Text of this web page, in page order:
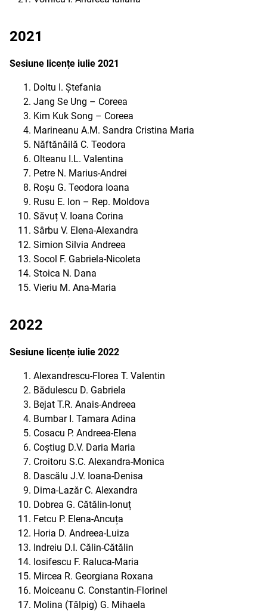
2021
Sesiune licențe iulie 2021
Doltu I. Ștefania
Jang Se Ung – Coreea
Kim Kuk Song – Coreea
Marineanu A.M. Sandra Cristina Maria
Năftănăilă C. Teodora
Olteanu I.L. Valentina
Petre N. Marius-Andrei
Roșu G. Teodora Ioana
Rusu E. Ion – Rep. Moldova
Săvuț V. Ioana Corina
Sârbu V. Elena-Alexandra
Simion Silvia Andreea
Socol F. Gabriela-Nicoleta
Stoica N. Dana
Vieriu M. Ana-Maria
2022
Sesiune licențe iulie 2022
Alexandrescu-Florea T. Valentin
Bădulescu D. Gabriela
Bejat T.R. Anais-Andreea
Bumbar I. Tamara Adina
Cosacu P. Andreea-Elena
Coștiug D.V. Daria Maria
Croitoru S.C. Alexandra-Monica
Dascălu J.V. Ioana-Denisa
Dima-Lazăr C. Alexandra
Dobrea G. Cătălin-Ionuț
Fetcu P. Elena-Ancuța
Horia D. Andreea-Luiza
Indreiu D.I. Călin-Cătălin
Iosifescu F. Raluca-Maria
Mircea R. Georgiana Roxana
Moiceanu C. Constantin-Florinel
Molina (Tălpig) G. Mihaela